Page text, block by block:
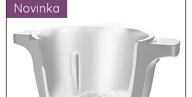
Novinka